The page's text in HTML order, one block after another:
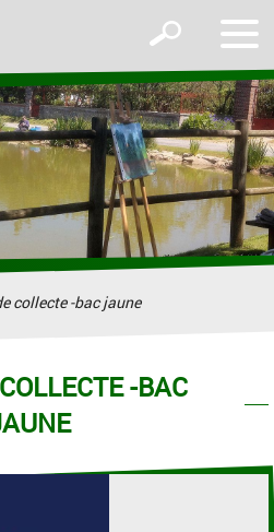
le
Afficher
formulaire
de
recherche
collecte -bac jaune
-BAC